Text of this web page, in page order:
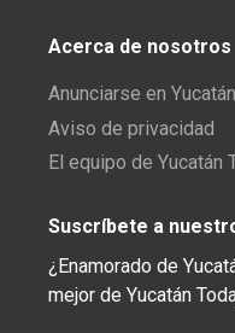
Acerca de nosotros
Anunciarse en
Aviso de privacidad
El equipo de Yucatán
Suscríbete a
¿Enamorado de
mejor de Yucatán